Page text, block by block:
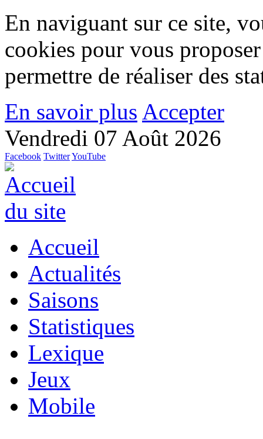
En naviguant sur ce site,
cookies pour vous
permettre de réaliser des
En savoir plus Accepter
Vendredi 07 Août 2026
Facebook TwitterYouTube
Accueil
Actualités
Saisons
Statistiques
Lexique
Jeux
Mobile